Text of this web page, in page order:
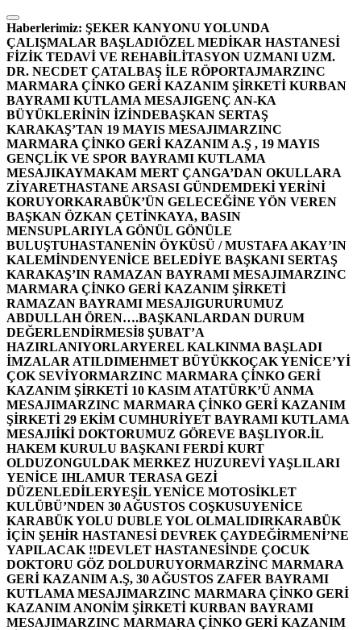
İçeriğe
atla
Haberlerimiz: ŞEKER KANYONU YOLUNDA
ÇALIŞMALAR BAŞLADIÖZEL MEDİKAR HASTANESİ
FİZİK TEDAVİ VE REHABİLİTASYON UZMANI UZM.
DR. NECDET ÇATALBAŞ İLE RÖPORTAJMARZINC
MARMARA ÇİNKO GERİ KAZANIM ŞİRKETİ KURBAN
BAYRAMI KUTLAMA MESAJIGENÇ AN-KA
BÜYÜKLERİNİN İZİNDEBAŞKAN SERTAŞ
KARAKAŞ’TAN 19 MAYIS MESAJIMARZINC
MARMARA ÇİNKO GERİ KAZANIM A.Ş , 19 MAYIS
GENÇLİK VE SPOR BAYRAMI KUTLAMA
MESAJIKAYMAKAM MERT ÇANGA’DAN OKULLARA
ZİYARETHASTANE ARSASI GÜNDEMDEKİ YERİNİ
KORUYORKARABÜK’ÜN GELECEĞİNE YÖN VEREN
BAŞKAN ÖZKAN ÇETİNKAYA, BASIN
MENSUPLARIYLA GÖNÜL GÖNÜLE
BULUŞTUHASTANENİN ÖYKÜSÜ / MUSTAFA AKAY’IN
KALEMİNDENYENİCE BELEDİYE BAŞKANI SERTAŞ
KARAKAŞ’IN RAMAZAN BAYRAMI MESAJIMARZINC
MARMARA ÇİNKO GERİ KAZANIM ŞİRKETİ
RAMAZAN BAYRAMI MESAJIGURURUMUZ
ABDULLAH ÖREN….BAŞKANLARDAN DURUM
DEĞERLENDİRMESİ8 ŞUBAT’A
HAZIRLANIYORLARYEREL KALKINMA BAŞLADI
İMZALAR ATILDIMEHMET BÜYÜKKOÇAK YENİCE’Yİ
ÇOK SEVİYORMARZINC MARMARA ÇİNKO GERİ
KAZANIM ŞİRKETİ 10 KASIM ATATÜRK’Ü ANMA
MESAJIMARZINC MARMARA ÇİNKO GERİ KAZANIM
ŞİRKETİ 29 EKİM CUMHURİYET BAYRAMI KUTLAMA
MESAJIİKİ DOKTORUMUZ GÖREVE BAŞLIYOR.İL
HAKEM KURULU BAŞKANI FERDİ KURT
OLDUZONGULDAK MERKEZ HUZUREVİ YAŞLILARI
YENİCE IHLAMUR TERASA GEZİ
DÜZENLEDİLERYEŞİL YENİCE MOTOSİKLET
KULÜBÜ’NDEN 30 AĞUSTOS COŞKUSUYENİCE
KARABÜK YOLU DUBLE YOL OLMALIDIRKARABÜK
İÇİN ŞEHİR HASTANESİ DEVREK ÇAYDEĞİRMENİ’NE
YAPILACAK !!DEVLET HASTANESİNDE ÇOCUK
DOKTORU GÖZ DOLDURUYORMARZİNC MARMARA
GERİ KAZANIM A.Ş, 30 AĞUSTOS ZAFER BAYRAMI
KUTLAMA MESAJIMARZINC MARMARA ÇİNKO GERİ
KAZANIM ANONİM ŞİRKETİ KURBAN BAYRAMI
MESAJIMARZINC MARMARA ÇİNKO GERİ KAZANIM